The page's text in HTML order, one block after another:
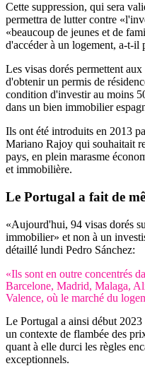
Cette suppression, qui sera
permettra de lutter contre
«beaucoup de jeunes et de
d'accéder à un logement, a-t-il
Les visas dorés permettent
d'obtenir un permis de
condition d'investir au moins
dans un bien immobilier
Ils ont été introduits en 2013
Mariano Rajoy qui souhaitait
pays, en plein marasme
et immobilière.
Le Portugal a fait de
«Aujourd'hui, 94 visas dorés
immobilier» et non à un
détaillé lundi Pedro Sánchez:
«Ils sont en outre concentrés
Barcelone, Madrid, Malaga,
Valence, où le marché du
Le Portugal a ainsi début
un contexte de flambée des
quant à elle durci les règles
exceptionnels.